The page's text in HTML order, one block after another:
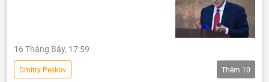
16 Tháng Bảy, 17:59
Dmitry Peskov
Thêm 10